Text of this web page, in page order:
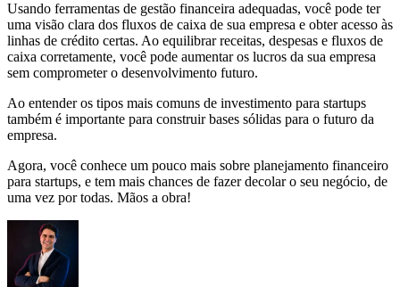
Usando ferramentas de gestão financeira adequadas, você pode ter
uma visão clara dos fluxos de caixa de sua empresa e obter acesso às
linhas de crédito certas. Ao equilibrar receitas, despesas e fluxos de
caixa corretamente, você pode aumentar os lucros da sua empresa
sem comprometer o desenvolvimento futuro.
Ao entender os tipos mais comuns de investimento para startups
também é importante para construir bases sólidas para o futuro da
empresa.
Agora, você conhece um pouco mais sobre planejamento financeiro
para startups, e tem mais chances de fazer decolar o seu negócio, de
uma vez por todas. Mãos a obra!